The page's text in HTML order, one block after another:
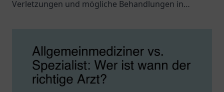
Verletzungen und mögliche Behandlungen in